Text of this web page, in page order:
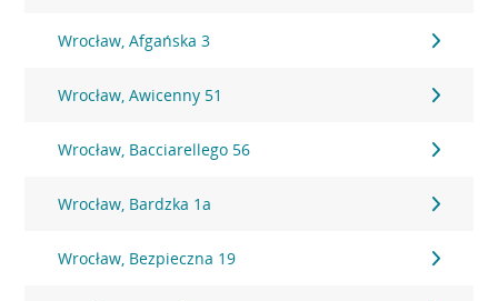
Wrocław, Afgańska 3
Wrocław, Awicenny 51
Wrocław, Bacciarellego 56
Wrocław, Bardzka 1a
Wrocław, Bezpieczna 19